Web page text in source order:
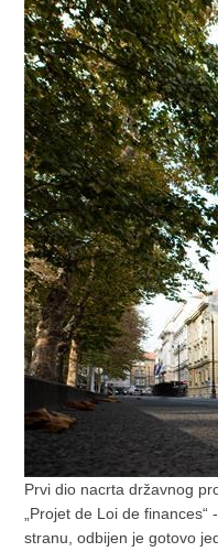
Prvi dio nacrta državnog
„Projet de Loi de
stranu, odbijen je gotovo